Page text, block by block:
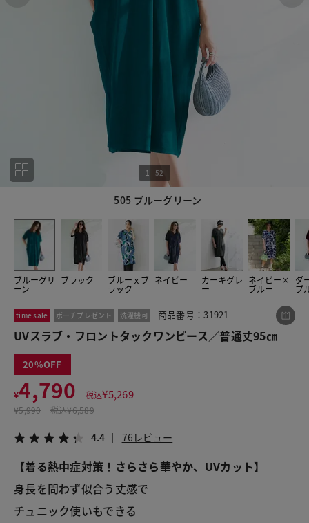
505 ブルーグリーン
1 | 52
ブルーグリ
ーン
ブラック ブルーｘブ
ラック
ネイビー カーキグレ
ー
ネイビー×
ブルー
ダ
プ
time sale ポーチプレゼント 洗濯機可 商品番号：31921
UVスラブ・フロントタックワンピース／普通丈95㎝
20
¥4,790 税込¥5,269
¥5,990 税込¥6,589
4.4 76レビュー
【着る熱中症対策！さらさら華やか、UVカット】
身長を問わず似合う丈感で
チュニック使いもできる
この商品をシェアする
¥4,790
税込¥5,269
LINE